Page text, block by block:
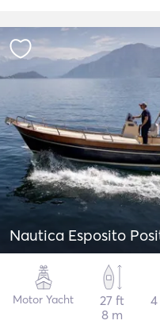
Nautica Esposito
Motor Yacht
27 ft
8 m